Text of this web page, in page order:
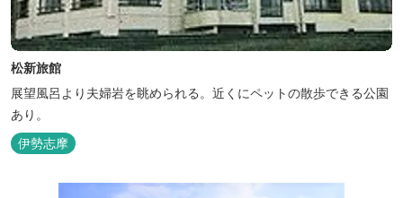
松新旅館
展望風呂より夫婦岩を眺められる。近くにペットの散歩できる公園
あり。
伊勢志摩